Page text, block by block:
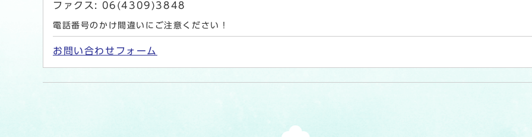
ファクス: 06(4309)3848
電話番号のかけ間違いにご注意ください！
お問い合わせフォーム